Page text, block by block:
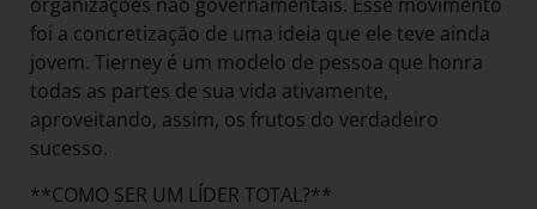
foi a concretização de uma ideia que ele teve ainda
jovem. Tierney é um modelo de pessoa que honra
todas as partes de sua vida ativamente,
aproveitando, assim, os frutos do verdadeiro
sucesso.
**COMO SER UM LÍDER TOTAL?**